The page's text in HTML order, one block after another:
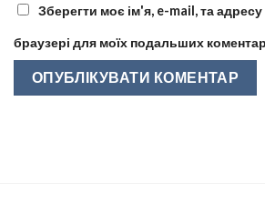
Зберегти моє ім'я, e-mail, та
браузері для моїх подальших